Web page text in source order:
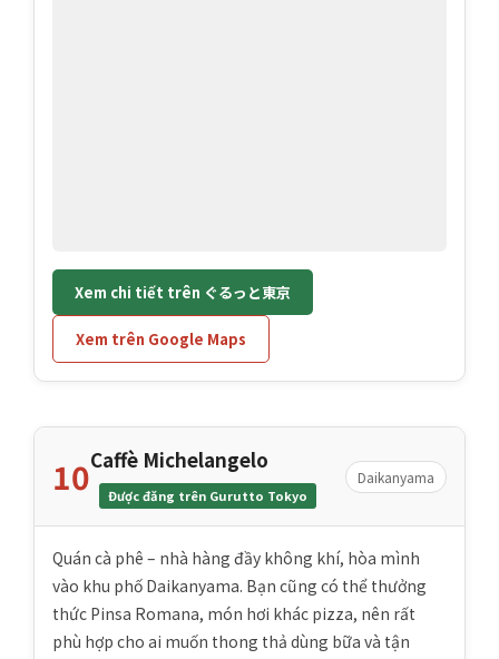
Xem chi tiết trên ぐるっと東京
Xem trên Google Maps
10Caffè Michelangelo
Được đăng trên Gurutto Tokyo
Daikanyama
Quán cà phê – nhà hàng đầy không khí, hòa mình
vào khu phố Daikanyama. Bạn cũng có thể thưởng
thức Pinsa Romana, món hơi khác pizza, nên rất
phù hợp cho ai muốn thong thả dùng bữa và tận